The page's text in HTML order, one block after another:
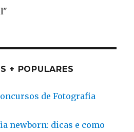
+ POPULARES
de Fotografia
newborn: dicas e como